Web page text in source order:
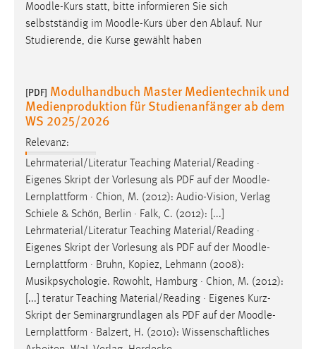
Moodle-Kurs statt, bitte informieren Sie sich
selbstständig im Moodle-Kurs über den Ablauf. Nur
Studierende, die Kurse gewählt haben
[PDF] Modulhandbuch Master Medientechnik und
Medienproduktion für Studienanfänger ab dem
WS 2025/2026
Relevanz:
Lehrmaterial/Literatur Teaching Material/Reading ·
Eigenes Skript der Vorlesung als PDF auf der Moodle-
Lernplattform · Chion, M. (2012): Audio-Vision, Verlag
Schiele & Schön, Berlin · Falk, C. (2012): [...]
Lehrmaterial/Literatur Teaching Material/Reading ·
Eigenes Skript der Vorlesung als PDF auf der Moodle-
Lernplattform · Bruhn, Kopiez, Lehmann (2008):
Musikpsychologie. Rowohlt, Hamburg · Chion, M. (2012):
[...] teratur Teaching Material/Reading · Eigenes Kurz-
Skript der Seminargrundlagen als PDF auf der Moodle-
Lernplattform · Balzert, H. (2010): Wissenschaftliches
Google Ireland Limited
Zweck:
Conversion-Tracking
3 Monate
Facebook Pixel
Name:
_fbp
Anbieter:
Facebook
Zweck:
Cookie Laufzeit:
3 Monate